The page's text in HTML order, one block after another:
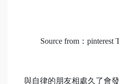
Source from：pinterest
與自律的朋友相處久了會